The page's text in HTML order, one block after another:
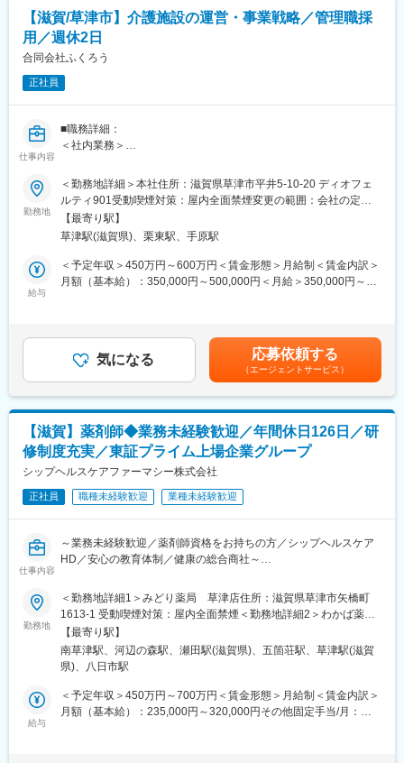
・展示会参加を通じたPR活動および情報収集
■魅力：
・創業から80年を超える歴史ある製薬会社において、医薬品に携
わる業務です。
・NISSHAグループがメディカル分野に注力している中で医薬品
事業の中核を担っており、規模拡大をリードすることが期待され
ています。
変更の範囲：会社の定める業務
【滋賀/草津市】介護施設の運営・事業戦略／管理職採
用／週休2日
合同会社ふくろう
正社員
仕事内容
■職務詳細：
＜社内業務＞
・経営戦略の策定や事業計画の立案
＜社外業務＞
・行政手続き(書類作成含む)
・介護福祉士連盟との会合への出席
【変更の範囲：会社の定める業務】
■ミッション：
■組織構成：
社長(34歳)⇒事業部長2名(31歳・40歳)⇒マネージャー(本ポジシ
■就業場所：
下記事業所のうち、高齢者介護に関わるいずれかの事業所に配属
される可能性もあります。
・ケアプランセンター向日葵
・ライフケア向日葵
・ライフスペース向日葵
・ビストロ向日葵
・共生型デイサービス向日葵
・共生型デイサービス芽ばえ
・ヘルス&フィットネス シェイクハンズ
・就労移行支援Shake Hands
・就労継続支援B型Shake Hands・京都大宮
※本件は内閣府主導の地方創生事業の一環である先導的人材マッチ
ング事業に基づく求人でございます。
容の分析や成長可能性の評価(事業性評価)を実施し、当該企業様の
課題解決や今後のさらなる成長のために必要となる役割を正確に
勤務地
＜勤務地詳細＞本社住所：滋賀県草津市平井5-10-20 ディオフェ
ルティ901受動喫煙対策：屋内全面禁煙変更の範囲：会社の定め
る事業所
【最寄り駅】
草津駅(滋賀県)、栗東駅、手原駅
給与
＜予定年収＞450万円～600万円＜賃金形態＞月給制＜賃金内訳＞
月額（基本給）：350,000円～500,000円＜月給＞350,000円～
す。・特に成果を上げた方には10月に決算賞与を支給します。賃
金はあくまでも目安の金額であり、選考を通じて上下する可能性
があります。月給(月額)は固定手当を含めた表記です。
気になる 応募依頼する
（エージェントサービス）
【滋賀】薬剤師◆業務未経験歓迎／年間休日126日／研
修制度充実／東証プライム上場企業グループ
シップヘルスケアファーマシー株式会社
正社員 職種未経験歓迎 業種未経験歓迎
仕事内容
～業務未経験歓迎／薬剤師資格をお持ちの方／シップヘルスケア
HD／安心の教育体制／健康の総合商社～
■仕事内容：
処方監査、調剤、服薬支援、薬歴管理、在宅業務、OTC販売など
■診療科目：
一般内科／消化器内科／循環器内科／呼吸器内科／神経内科／脳
神経外科／整形外科／精神科・心療内科／眼科／耳鼻咽喉科／皮
膚科／泌尿器科／小児科
勤務地
＜勤務地詳細1＞みどり薬局 草津店住所：滋賀県草津市矢橋町
1613-1 受動喫煙対策：屋内全面禁煙＜勤務地詳細2＞わかば薬
局 神崎店住所：滋賀県東近江市五個荘清水鼻町126-1 受動喫煙
対策：屋内全面禁煙変更の範囲：会社の定める事業所
【最寄り駅】
南草津駅、河辺の森駅、瀬田駅(滋賀県)、五箇荘駅、草津駅(滋賀
県)、八日市駅
給与
＜予定年収＞450万円～700万円＜賃金形態＞月給制＜賃金内訳＞
月額（基本給）：235,000円～320,000円その他固定手当/月：